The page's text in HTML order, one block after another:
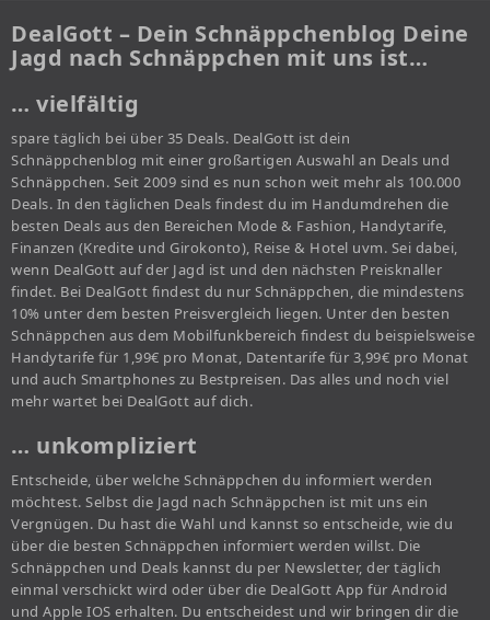
DealGott – Dein Schnäppchenblog Deine
Jagd nach Schnäppchen mit uns ist…
… vielfältig
spare täglich bei über 35 Deals. DealGott ist dein
Schnäppchenblog mit einer großartigen Auswahl an Deals und
Schnäppchen. Seit 2009 sind es nun schon weit mehr als 100.000
Deals. In den täglichen Deals findest du im Handumdrehen die
besten Deals aus den Bereichen Mode & Fashion, Handytarife,
Finanzen (Kredite und Girokonto), Reise & Hotel uvm. Sei dabei,
wenn DealGott auf der Jagd ist und den nächsten Preisknaller
findet. Bei DealGott findest du nur Schnäppchen, die mindestens
10% unter dem besten Preisvergleich liegen. Unter den besten
Schnäppchen aus dem Mobilfunkbereich findest du beispielsweise
Handytarife für 1,99€ pro Monat, Datentarife für 3,99€ pro Monat
und auch Smartphones zu Bestpreisen. Das alles und noch viel
mehr wartet bei DealGott auf dich.
… unkompliziert
Entscheide, über welche Schnäppchen du informiert werden
möchtest. Selbst die Jagd nach Schnäppchen ist mit uns ein
Vergnügen. Du hast die Wahl und kannst so entscheide, wie du
über die besten Schnäppchen informiert werden willst. Die
Schnäppchen und Deals kannst du per Newsletter, der täglich
einmal verschickt wird oder über die DealGott App für Android
und Apple IOS erhalten. Du entscheidest und wir bringen dir die